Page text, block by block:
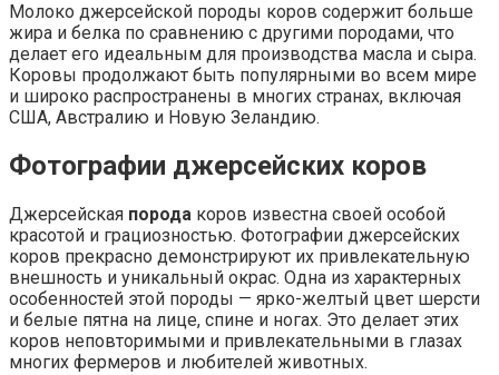
Молоко джерсейской породы коров содержит больше
жира и белка по сравнению с другими породами, что
делает его идеальным для производства масла и сыра.
Коровы продолжают быть популярными во всем мире
и широко распространены в многих странах, включая
США, Австралию и Новую Зеландию.
Фотографии джерсейских коров
Джерсейская порода коров известна своей особой
красотой и грациозностью. Фотографии джерсейских
коров прекрасно демонстрируют их привлекательную
внешность и уникальный окрас. Одна из характерных
особенностей этой породы — ярко-желтый цвет шерсти
и белые пятна на лице, спине и ногах. Это делает этих
коров неповторимыми и привлекательными в глазах
многих фермеров и любителей животных.